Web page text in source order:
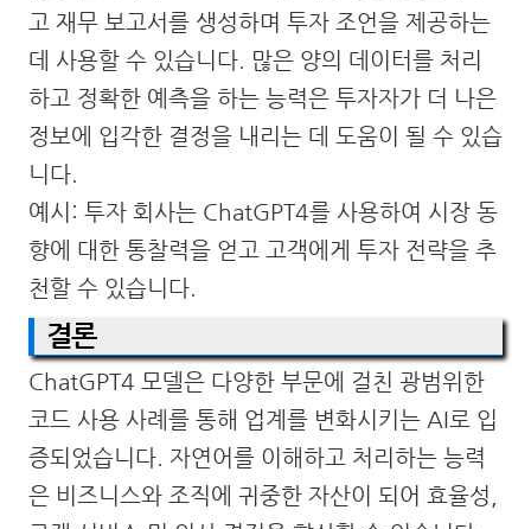
고 재무 보고서를 생성하며 투자 조언을 제공하는
데 사용할 수 있습니다. 많은 양의 데이터를 처리
하고 정확한 예측을 하는 능력은 투자자가 더 나은
정보에 입각한 결정을 내리는 데 도움이 될 수 있습
니다.
예시: 투자 회사는 ChatGPT4를 사용하여 시장 동
향에 대한 통찰력을 얻고 고객에게 투자 전략을 추
천할 수 있습니다.
결론
ChatGPT4 모델은 다양한 부문에 걸친 광범위한
코드 사용 사례를 통해 업계를 변화시키는 AI로 입
증되었습니다. 자연어를 이해하고 처리하는 능력
은 비즈니스와 조직에 귀중한 자산이 되어 효율성,